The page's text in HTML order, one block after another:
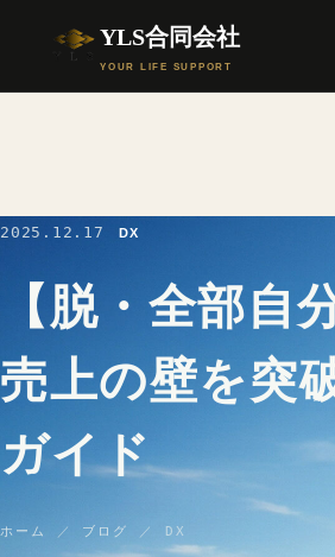
YLS合同会社
YOUR LIFE SUPPORT
2025.12.17 DX
【脱・全部自
売上の壁を突
ガイド
ホーム ／ ブログ ／ DX